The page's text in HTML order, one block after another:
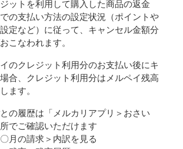
ットを利用して購入した商品の返金
の支払い方法の設定状況（ポイントや
定など）に従って、キャンセル金額分
こなわれます。
のクレジット利用分のお支払い後にキ
合、クレジット利用分はメルペイ残高
ます。
の履歴は「メルカリアプリ＞おさい
でご確認いただけます
月の請求＞内訳を見る